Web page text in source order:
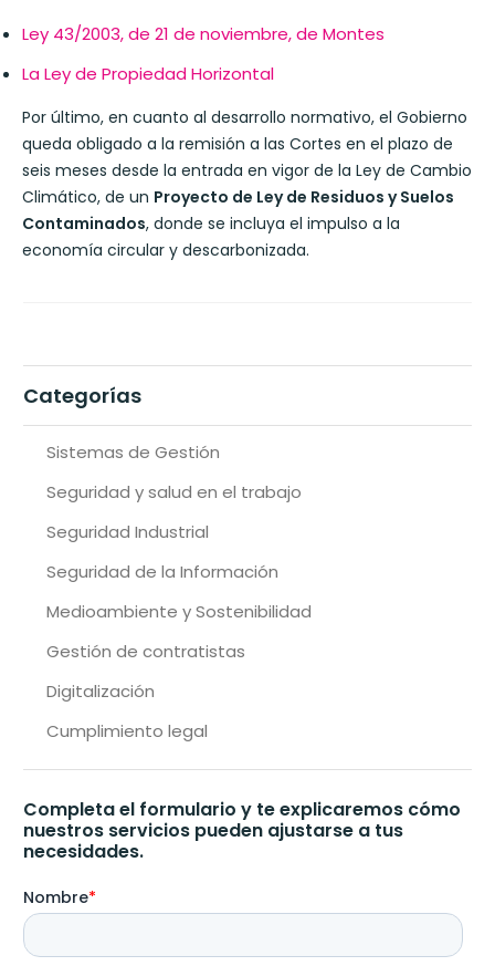
Ley 43/2003, de 21 de noviembre, de Montes
La Ley de Propiedad Horizontal
Por último, en cuanto al desarrollo normativo, el Gobierno
queda obligado a la remisión a las Cortes en el plazo de
seis meses desde la entrada en vigor de la Ley de Cambio
Climático, de un Proyecto de Ley de Residuos y Suelos
Contaminados, donde se incluya el impulso a la
economía circular y descarbonizada.
Categorías
Sistemas de Gestión
Seguridad y salud en el trabajo
Seguridad Industrial
Seguridad de la Información
Medioambiente y Sostenibilidad
Gestión de contratistas
Digitalización
Cumplimiento legal
Completa el formulario y te explicaremos cómo
nuestros servicios pueden ajustarse a tus
necesidades.